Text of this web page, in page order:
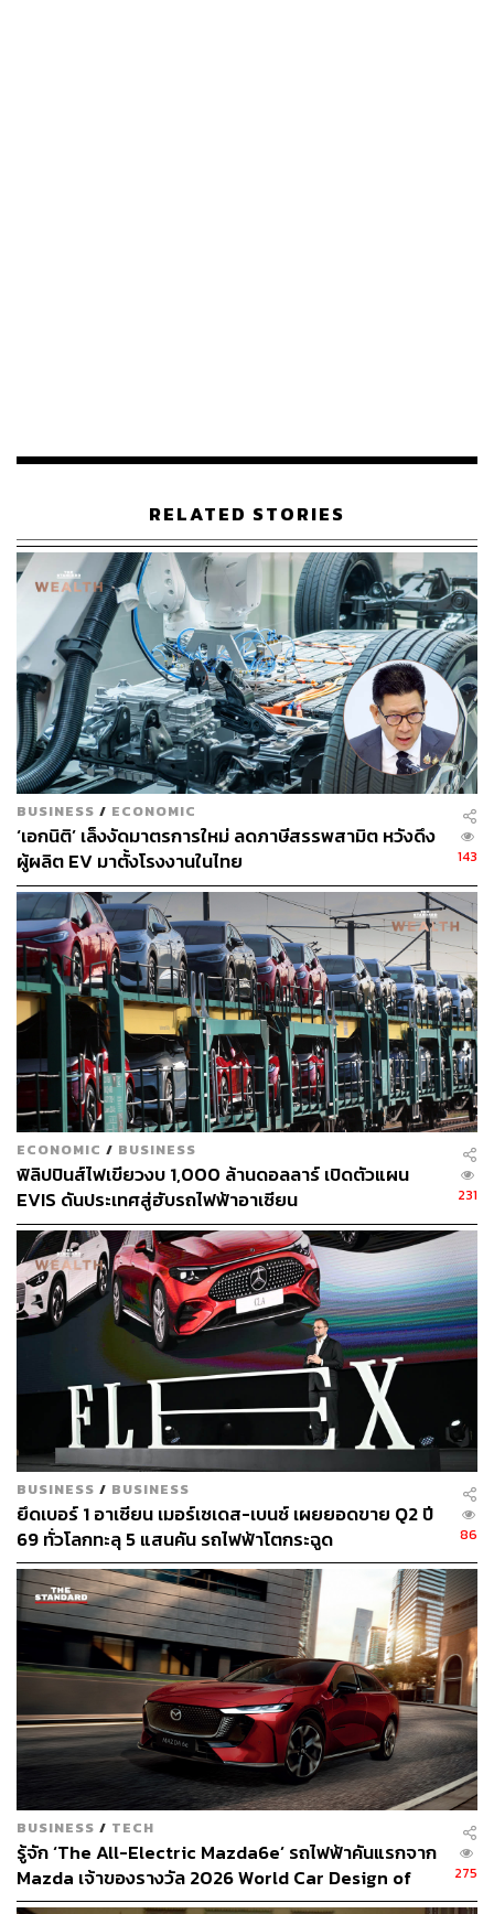
ฮานาบอกว่า สำหรับภารกิจแรกๆ ที่ต้องทำให้สำเร็จในการ
เข้ามาเปิดธุรกิจในไทย 3 ข้อ คือ 1. จดทะเบียนตั้งบริษัท
ดำเนินธุรกิจตามเงื่อนไขของภาครัฐ, 2. สรรหาพันธมิตรเพื่อ
สร้างเครือข่ายผู้จำหน่ายที่เข้มแข็ง และ 3. สร้างทีมงานใน
ประเทศไทยให้แข็งแกร่ง
สำหรับปัจจัยที่เลือกเข้ามาทำตลาดในไทยเวลานี้ เนื่องจาก
ประเทศไทยมีอัตราการใช้ยานยนต์ไฟฟ้าสูง และมีความ
พร้อมด้านสถานีชาร์จเป็นโครงสร้างพื้นฐาน คาดว่าสิ่งเหล่า
นี้จะช่วยให้บริษัทสามารถนำเสนอยานยนต์ไฟฟ้าหลากหลาย
รุ่นเพื่อตอบโจทย์ไลฟ์สไตล์วิถีชีวิตคนเมือง
“ดีลเลอร์ที่ร่วมลงนามก็มองเห็นโอกาสทางธุรกิจจากแนว
โน้มการเติบโตและความสนใจของตลาด EV ไทยเช่นกัน”
อย่างไรก็ตาม นอกจากพื้นที่กรุงเทพฯ และปริมณฑลแล้ว
บริษัทจะขยายไปยังเมืองหลัก เช่น เชียงใหม่ ขอนแก่น
อุบลราชธานี พระนครศรีอยุธยา และชลบุรี
“ปีนี้ถือเป็นปีแรกที่ VinFast ได้นำรถยนต์พวงมาลัยขวาที่มี
แผนจะทำตลาดในไทยมาจัดแสดงที่งานมอเตอร์โชว์ แต่การ
เปิดตัวรถอย่างเป็นทางการจะเกิดขึ้นในช่วงไตรมาส 3 ด้วย”
สำหรับ VinFast ตั้งเป้าที่จะขยายตลาดไม่น้อยกว่า 50
ประเทศภายในปีนี้ นอกเหนือจากตลาดหลักอย่าง
สหรัฐอเมริกา แคนาดา และยุโรป
สำหรับภูมิภาคอาเซียนและตลาดเอเชีย VinFast เริ่มเข้าไป
ทำตลาดแล้ว ไม่ว่าจะเป็นอินเดีย อินโดนีเซีย ฟิลิปปินส์
ตะวันออกกลาง และล่าสุดคือไทย
นอกจากนี้ ในด้านการผลิต บริษัทกำลังเร่งสร้างโรงงานผลิต
รถยนต์ไฟฟ้าในสหรัฐอเมริกาและอินเดีย และมีแผนสร้าง
โรงงานเพิ่มเติมในอินโดนีเซียอีกด้วย ส่วนไทยขึ้นอยู่กับ
โอกาสในอนาคต หากมีการเติบโตที่ดี ซึ่งระหว่างนี้ก็ได้หารือ
กับสำนักงานคณะกรรมการส่งเสริมการลงทุน (BOI) เป็น
ระยะ
รู้จัก VinFast
บริษัทก่อตั้งขึ้นเมื่อ 7 ปีที่แล้ว เป็นธุรกิจในเครือ Vingroup
โดยมี Pham Nhat Vuong มหาเศรษฐีที่ร่ำรวยที่สุดใน
เวียดนาม เป็นผู้บริหาร โดย Vingroup เป็นกลุ่มทุนที่ใหญ่ที่สุด
ของเวียดนามที่ทำธุรกิจไม่ว่าจะเป็นอสังหาริมทรัพย์
โทรคมนาคม โรงพยาบาล ค้าปลีก โรงแรม
RELATED STORIES
BUSINESS / ECONOMIC
‘เอกนิติ’ เล็งงัดมาตรการใหม่ ลดภาษีสรรพสามิต หวังดึง
ผู้ผลิต EV มาตั้งโรงงานในไทย
143
ECONOMIC / BUSINESS
ฟิลิปปินส์ไฟเขียวงบ 1,000 ล้านดอลลาร์ เปิดตัวแผน
EVIS ดันประเทศสู่ฮับรถไฟฟ้าอาเซียน
231
BUSINESS / BUSINESS
ยึดเบอร์ 1 อาเซียน เมอร์เซเดส-เบนซ์ เผยยอดขาย Q2 ปี
69 ทั่วโลกทะลุ 5 แสนคัน รถไฟฟ้าโตกระฉูด
86
BUSINESS / TECH
รู้จัก ‘The All-Electric Mazda6e’ รถไฟฟ้าคันแรกจาก
Mazda เจ้าของรางวัล 2026 World Car Design of
the Year [ADVERTORIAL]
275